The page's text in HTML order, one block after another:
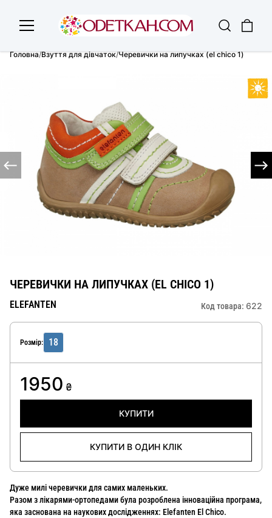
Головна/Взуття для дівчаток/Черевички на липучках (el chico 1)
ЧЕРЕВИЧКИ НА ЛИПУЧКАХ (EL CHICO 1)
ELEFANTEN Код товара: 622
Розмір: 18
1950 ₴
КУПИТИ
КУПИТИ В ОДИН КЛІК
Дуже милі черевички для самих маленьких.
Разом з лікарями-ортопедами була розроблена інноваційна програма,
яка заснована на наукових дослідженнях: Elefanten El Chico.